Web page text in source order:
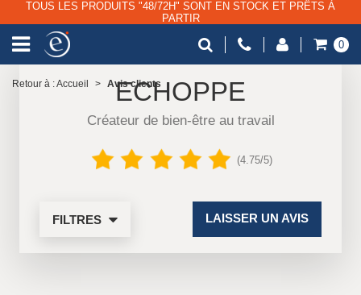
TOUS LES PRODUITS "48/72H" SONT EN STOCK ET PRÊTS À
PARTIR
0
Retour à : Accueil > Avis clients
ECHOPPE
Créateur de bien-être au travail
(4.75/5)
FILTRES LAISSER UN AVIS